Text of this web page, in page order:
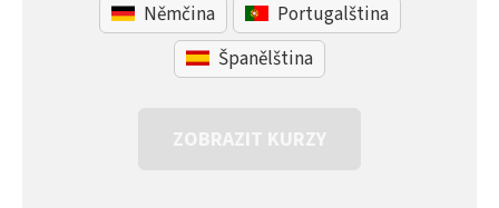
Němčina
Portugalština
Španělština
ZOBRAZIT KURZY